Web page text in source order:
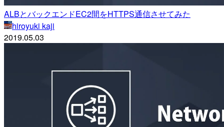
ALBとバックエンドEC2間をHTTPS通信させてみた
hiroyuki kaji
2019.05.03